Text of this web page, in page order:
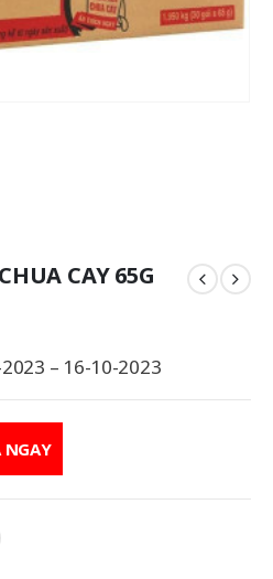
CAY 65G
– 16-10-2023
NGAY